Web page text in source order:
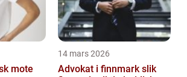
14 mars 2026
Advokat i finnmark slik